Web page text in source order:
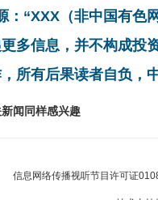
：“XXX（非中国有色
多信息，并不构成投
所有后果读者自负，
闻同样感兴趣
信息网络传播视听节目许可证